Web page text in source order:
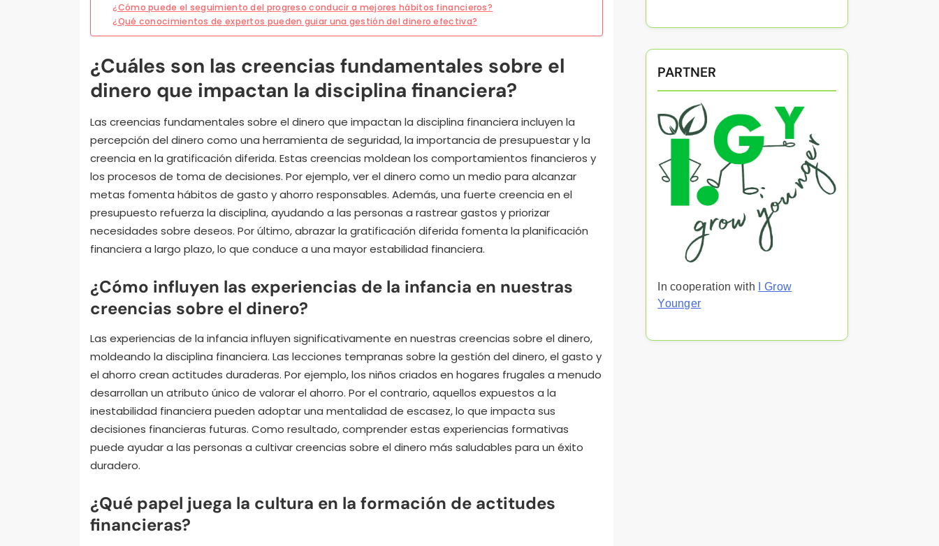
¿Cómo puede el seguimiento del progreso conducir a mejores hábitos financieros?
¿Qué conocimientos de expertos pueden guiar una gestión del dinero efectiva?
¿Cuáles son las creencias fundamentales sobre el
dinero que impactan la disciplina financiera?
Las creencias fundamentales sobre el dinero que impactan la disciplina financiera incluyen la
percepción del dinero como una herramienta de seguridad, la importancia de presupuestar y la
creencia en la gratificación diferida. Estas creencias moldean los comportamientos financieros y
los procesos de toma de decisiones. Por ejemplo, ver el dinero como un medio para alcanzar
metas fomenta hábitos de gasto y ahorro responsables. Además, una fuerte creencia en el
presupuesto refuerza la disciplina, ayudando a las personas a rastrear gastos y priorizar
necesidades sobre deseos. Por último, abrazar la gratificación diferida fomenta la planificación
financiera a largo plazo, lo que conduce a una mayor estabilidad financiera.
¿Cómo influyen las experiencias de la infancia en nuestras
creencias sobre el dinero?
Las experiencias de la infancia influyen significativamente en nuestras creencias sobre el dinero,
moldeando la disciplina financiera. Las lecciones tempranas sobre la gestión del dinero, el gasto y
el ahorro crean actitudes duraderas. Por ejemplo, los niños criados en hogares frugales a menudo
desarrollan un atributo único de valorar el ahorro. Por el contrario, aquellos expuestos a la
inestabilidad financiera pueden adoptar una mentalidad de escasez, lo que impacta sus
decisiones financieras futuras. Como resultado, comprender estas experiencias formativas
puede ayudar a las personas a cultivar creencias sobre el dinero más saludables para un éxito
duradero.
¿Qué papel juega la cultura en la formación de actitudes
financieras?
PARTNER
In cooperation with
I Grow
Younger